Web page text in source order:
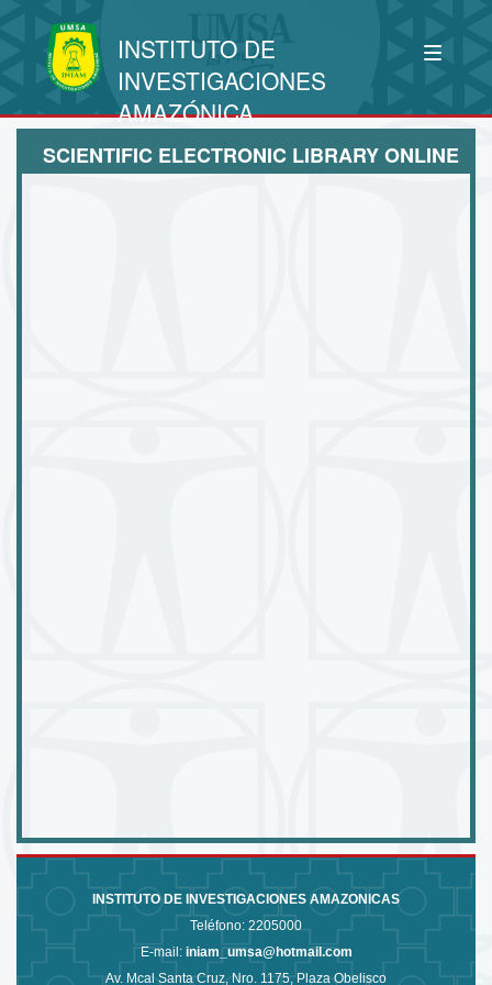
INSTITUTO DE
INVESTIGACIONES
AMAZÓNICA
SCIENTIFIC ELECTRONIC LIBRARY ONLINE
INSTITUTO DE INVESTIGACIONES AMAZONICAS
Teléfono: 2205000
E-mail: iniam_umsa@hotmail.com
Av. Mcal Santa Cruz, Nro. 1175, Plaza Obelisco